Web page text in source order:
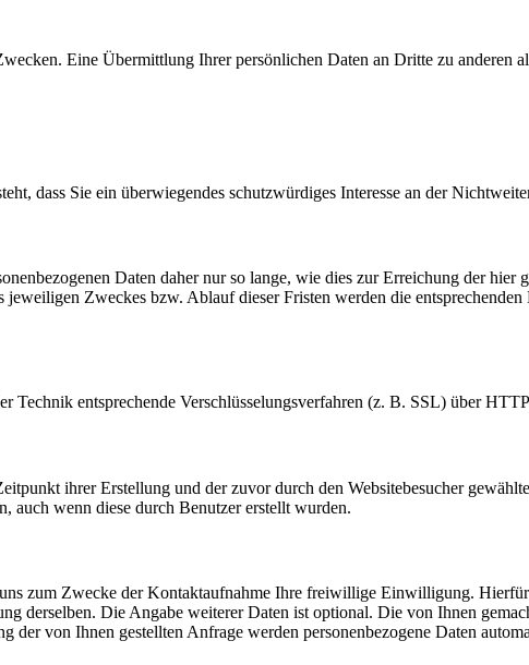
Eine Übermittlung Ihrer persönlichen Daten an Dritte zu anderen
dass Sie ein überwiegendes schutzwürdiges Interesse an der
Daten daher nur so lange, wie dies zur Erreichung der hier
Zweckes bzw. Ablauf dieser Fristen werden die
entsprechende Verschlüsselungsverfahren (z. B. SSL) über
ihrer Erstellung und der zuvor durch den Websitebesucher
auch wenn diese durch Benutzer erstellt wurden.
zum Zwecke der Kontaktaufnahme Ihre freiwillige Einwilligung.
derselben. Die Angabe weiterer Daten ist optional. Die von Ihnen
von Ihnen gestellten Anfrage werden personenbezogene Daten